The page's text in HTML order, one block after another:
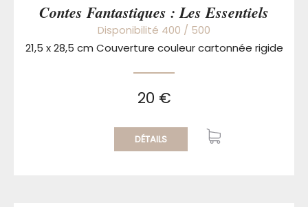
Contes Fantastiques : Les Essentiels
Disponibilité 400 / 500
21,5 x 28,5 cm Couverture couleur cartonnée rigide
20 €
DÉTAILS